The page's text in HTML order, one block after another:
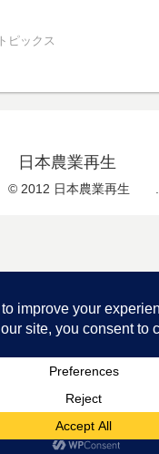
トピックス
日本農業再生
© 2012 日本農業再生 .
検索